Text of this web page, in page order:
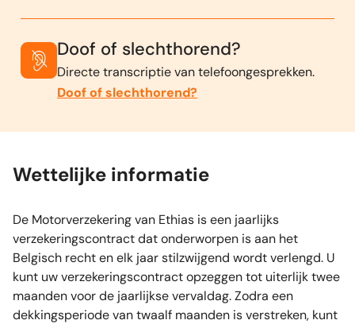
Doof of slechthorend?
Directe transcriptie van telefoongesprekken.
Doof of slechthorend?
Wettelijke informatie
De Motorverzekering van Ethias is een jaarlijks
verzekeringscontract dat onderworpen is aan het
Belgisch recht en elk jaar stilzwijgend wordt verlengd. U
kunt uw verzekeringscontract opzeggen tot uiterlijk twee
maanden voor de jaarlijkse vervaldag. Zodra een
dekkingsperiode van twaalf maanden is verstreken, kunt